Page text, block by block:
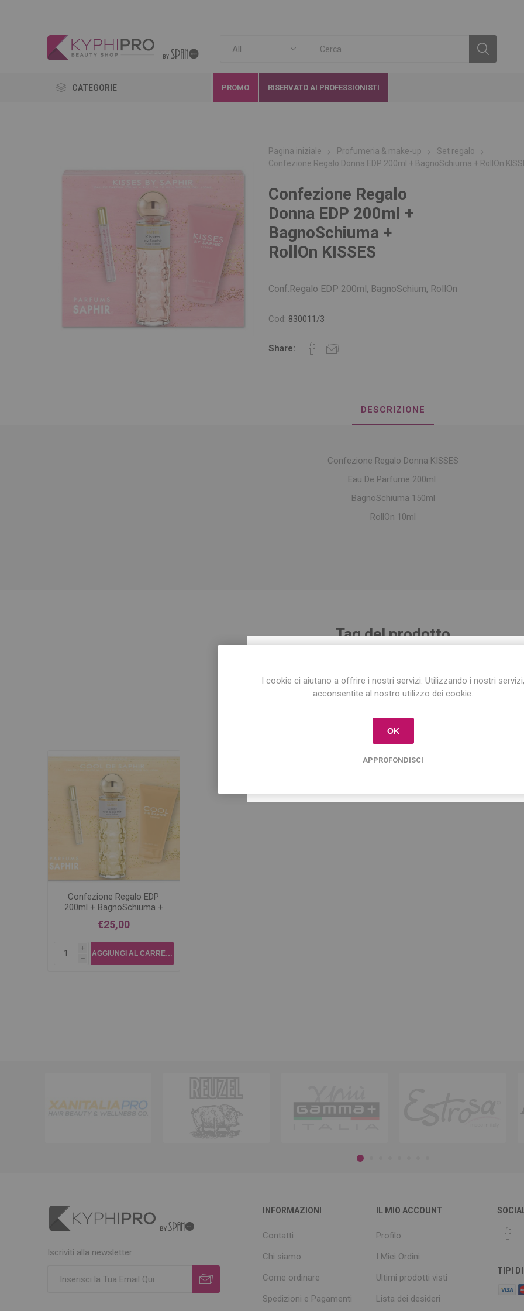
Iscriviti per conoscere le nostre ultime offerte
CATEGORIE PROMO RISERVATO AI PROFESSIONISTI
Pagina iniziale Profumeria & make-up
Set regalo
Confezione Regalo Donna EDP 200ml + BagnoSchiuma + RollOn
Confezione Regalo
Donna EDP 200ml +
BagnoSchiuma +
RollOn KISSES
Conf.Regalo EDP 200ml, BagnoSchium, RollOn
Cod: 830011/3
Share:
DESCRIZIONE
Confezione Regalo Donna KISSES
Eau De Parfume 200ml
BagnoSchiuma 150ml
RollOn 10ml
Tag del prodotto
Prodotti correlati
Confezione Regalo EDP
200ml + BagnoSchiuma +
€25,00
i
h
Iscriviti alla newsletter
INFORMAZIONI
Contatti
Chi siamo
Come ordinare
Spedizioni e Pagamenti
IL MIO ACCOUNT
Profilo
I Miei Ordini
Ultimi prodotti visti
Lista dei desideri
TIPI
I cookie ci aiutano a offrire i nostri servizi. Utilizzando i nostri servizi,
acconsentite al nostro utilizzo dei cookie.
OK
APPROFONDISCI